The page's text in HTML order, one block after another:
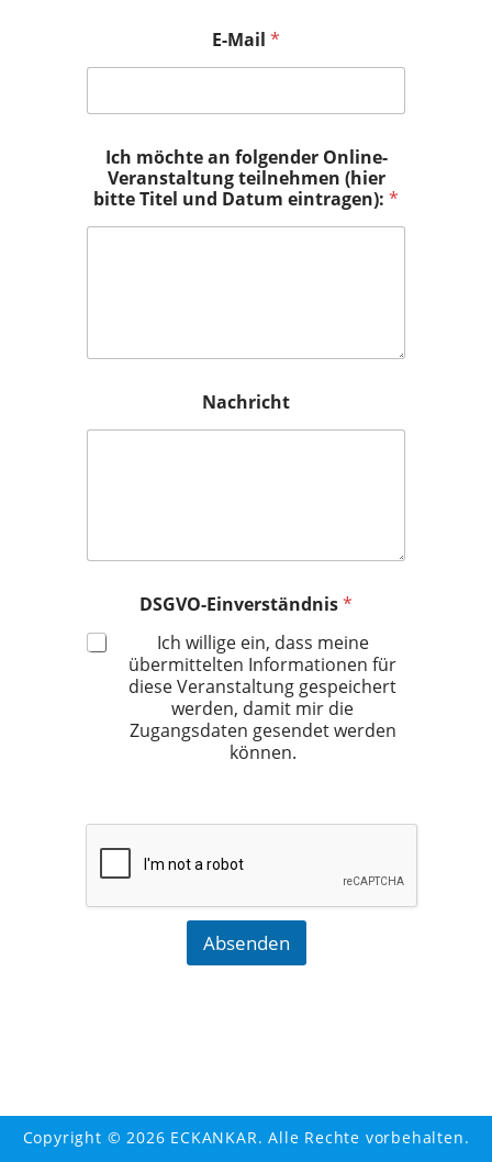
E-Mail *
Ich möchte an folgender Online-
Veranstaltung teilnehmen (hier
bitte Titel und Datum eintragen): *
Nachricht
DSGVO-Einverständnis*
Ich willige ein, dass meine
übermittelten Informationen für
diese Veranstaltung gespeichert
werden, damit mir die
Zugangsdaten gesendet werden
können.
Absenden
Copyright © 2026 ECKANKAR. Alle Rechte vorbehalten.